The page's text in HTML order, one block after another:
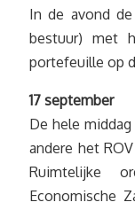
In de avond
bestuur) met
portefeuille op
17 september
De hele
andere het
Ruimtelijke
Economische